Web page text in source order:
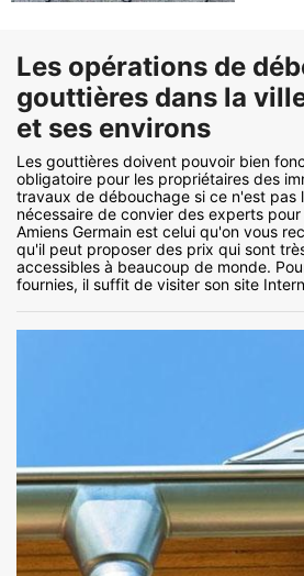
Les opérations de
gouttières dans la
et ses environs
Les gouttières doivent pouvoir bien
obligatoire pour les propriétaires des
travaux de débouchage si ce n'est pas
nécessaire de convier des experts
Amiens Germain est celui qu'on vous
qu'il peut proposer des prix qui sont
accessibles à beaucoup de monde.
fournies, il suffit de visiter son site